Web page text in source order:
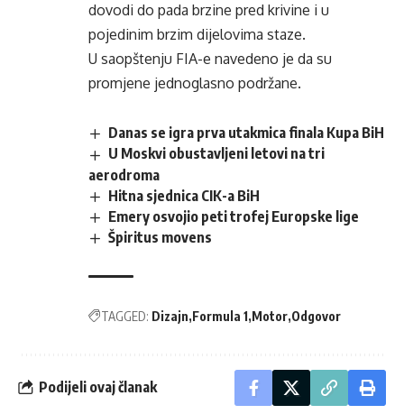
dovodi do pada brzine pred krivine i u
pojedinim brzim dijelovima staze.
U saopštenju FIA-e navedeno je da su
promjene jednoglasno podržane.
Danas se igra prva utakmica finala Kupa BiH
U Moskvi obustavljeni letovi na tri
aerodroma
Hitna sjednica CIK-a BiH
Emery osvojio peti trofej Europske lige
Špiritus movens
TAGGED: Dizajn Formula 1 Motor Odgovor
Podijeli ovaj članak